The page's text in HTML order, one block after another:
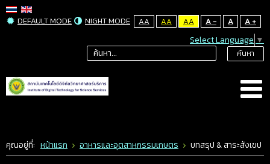
DEFAULT MODE NIGHT MODE AA AA AA A - A A +
Select Language ▼
ค้นหา
คุณอยู่ที่: หน้าแรก อาหารและอุตสาหกรรมเกษตร บทสรุป & สาระสังเขป